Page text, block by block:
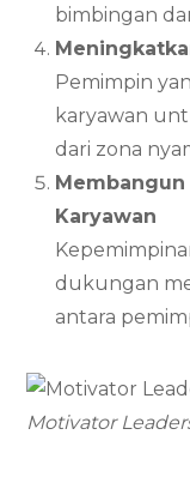
bimbingan
Pemimpin
karyawan
dari zona
Karyawan
dukungan
antara
Motivator